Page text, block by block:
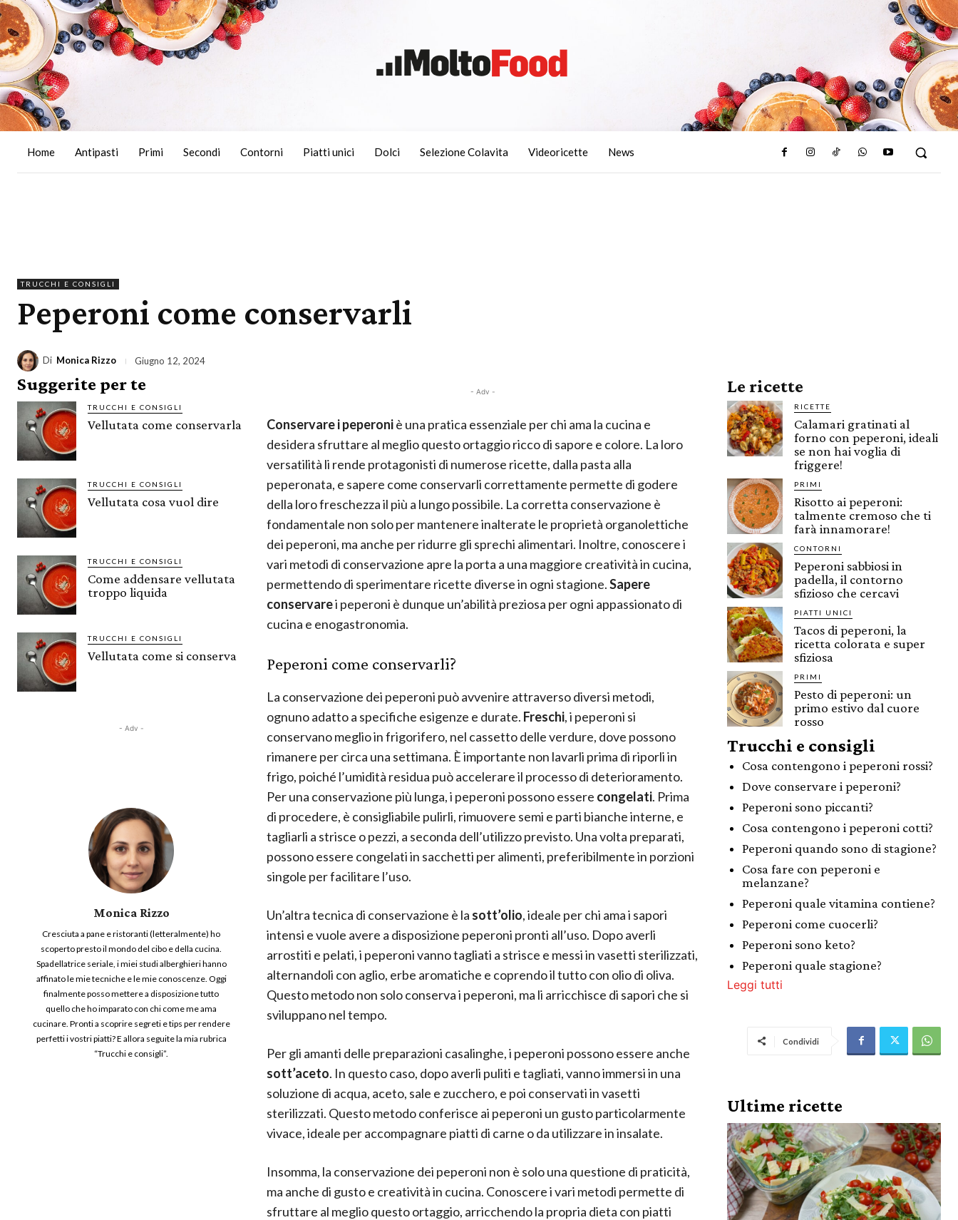
Home Antipasti Primi Secondi Contorni Piatti unici Dolci Selezione Colavita Videoricette News
TRUCCHI E CONSIGLI
Peperoni come conservarli
Di Monica Rizzo Giugno 12, 2024
Suggerite per te
TRUCCHI E CONSIGLI
Vellutata come conservarla
TRUCCHI E CONSIGLI
Vellutata cosa vuol dire
TRUCCHI E CONSIGLI
Come addensare vellutata
troppo liquida
TRUCCHI E CONSIGLI
Vellutata come si conserva
- Adv -
Monica Rizzo
Cresciuta a pane e ristoranti (letteralmente) ho
scoperto presto il mondo del cibo e della cucina.
Spadellatrice seriale, i miei studi alberghieri hanno
affinato le mie tecniche e le mie conoscenze. Oggi
finalmente posso mettere a disposizione tutto
quello che ho imparato con chi come me ama
cucinare. Pronti a scoprire segreti e tips per rendere
perfetti i vostri piatti? E allora seguite la mia rubrica
“Trucchi e consigli”.
- Adv -
Conservare i peperoniè una pratica essenziale per chi ama la cucina e
desidera sfruttare al meglio questo ortaggio ricco di sapore e colore. La loro
versatilità li rende protagonisti di numerose ricette, dalla pasta alla
peperonata, e sapere come conservarli correttamente permette di godere
della loro freschezza il più a lungo possibile. La corretta conservazione è
fondamentale non solo per mantenere inalterate le proprietà organolettiche
dei peperoni, ma anche per ridurre gli sprechi alimentari. Inoltre, conoscere i
vari metodi di conservazione apre la porta a una maggiore creatività in cucina,
permettendo di sperimentare ricette diverse in ogni stagione.Sapere
conservarei peperoni è dunque un’abilità preziosa per ogni appassionato di
cucina e enogastronomia.
Peperoni come conservarli?
La conservazione dei peperoni può avvenire attraverso diversi metodi,
ognuno adatto a specifiche esigenze e durate. Freschi, i peperoni si
conservano meglio in frigorifero, nel cassetto delle verdure, dove possono
rimanere per circa una settimana. È importante non lavarli prima di riporli in
frigo, poiché l’umidità residua può accelerare il processo di deterioramento.
Per una conservazione più lunga, i peperoni possono essere congelati. Prima
di procedere, è consigliabile pulirli, rimuovere semi e parti bianche interne, e
tagliarli a strisce o pezzi, a seconda dell’utilizzo previsto. Una volta preparati,
possono essere congelati in sacchetti per alimenti, preferibilmente in porzioni
singole per facilitare l’uso.
Un’altra tecnica di conservazione è la sott’olio, ideale per chi ama i sapori
intensi e vuole avere a disposizione peperoni pronti all’uso. Dopo averli
arrostiti e pelati, i peperoni vanno tagliati a strisce e messi in vasetti sterilizzati,
alternandoli con aglio, erbe aromatiche e coprendo il tutto con olio di oliva.
Questo metodo non solo conserva i peperoni, ma li arricchisce di sapori che si
sviluppano nel tempo.
Per gli amanti delle preparazioni casalinghe, i peperoni possono essere anche
sott’aceto. In questo caso, dopo averli puliti e tagliati, vanno immersi in una
soluzione di acqua, aceto, sale e zucchero, e poi conservati in vasetti
sterilizzati. Questo metodo conferisce ai peperoni un gusto particolarmente
vivace, ideale per accompagnare piatti di carne o da utilizzare in insalate.
Insomma, la conservazione dei peperoni non è solo una questione di praticità,
ma anche di gusto e creatività in cucina. Conoscere i vari metodi permette di
sfruttare al meglio questo ortaggio, arricchendo la propria dieta con piatti
Le ricette
RICETTE
Calamari gratinati al
forno con peperoni, ideali
se non hai voglia di
friggere!
PRIMI
Risotto ai peperoni:
talmente cremoso che ti
farà innamorare!
CONTORNI
Peperoni sabbiosi in
padella, il contorno
sfizioso che cercavi
PIATTI UNICI
Tacos di peperoni, la
ricetta colorata e super
sfiziosa
PRIMI
Pesto di peperoni: un
primo estivo dal cuore
rosso
Trucchi e consigli
Cosa contengono i peperoni rossi?
Dove conservare i peperoni?
Peperoni sono piccanti?
Cosa contengono i peperoni cotti?
Peperoni quando sono di stagione?
Cosa fare con peperoni e
melanzane?
Peperoni quale vitamina contiene?
Peperoni come cuocerli?
Peperoni sono keto?
Peperoni quale stagione?
Leggi tutti
Condividi
Ultime ricette